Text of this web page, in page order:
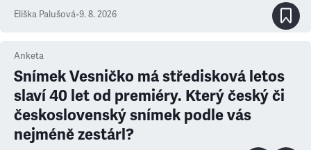
Eliška Palušová•9. 8. 2026
Anketa
Snímek Vesničko má středisková letos
slaví 40 let od premiéry. Který český či
československý snímek podle vás
nejméně zestárl?